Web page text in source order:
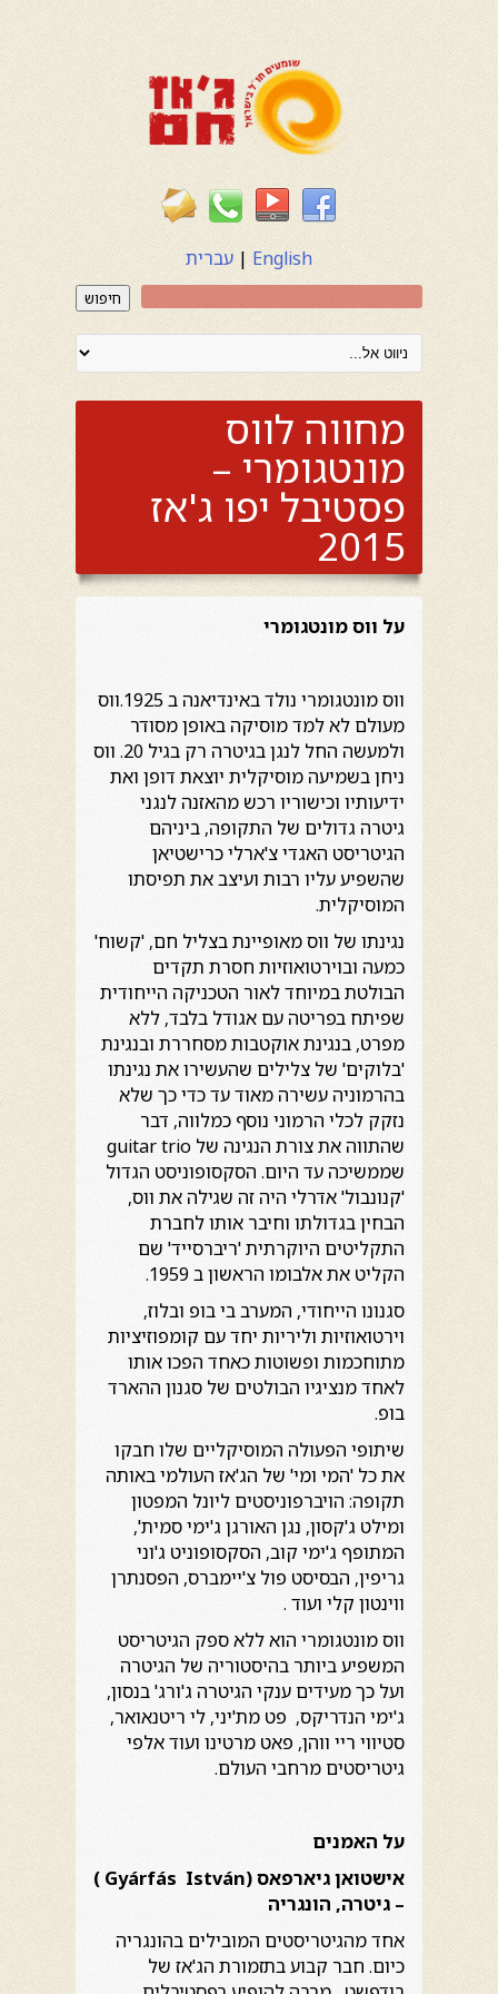
English
| עברית
חיפוש
מחווה לווס
מונטגומרי –
פסטיבל יפו ג'אז
2015
על ווס מונטגומרי
ווס מונטגומרי נולד באינדיאנה ב 1925.ווס
מעולם לא למד מוסיקה באופן מסודר
ולמעשה החל לנגן בגיטרה רק בגיל 20. ווס
ניחן בשמיעה מוסיקלית יוצאת דופן ואת
ידיעותיו וכישוריו רכש מהאזנה לנגני
גיטרה גדולים של התקופה, ביניהם
הגיטריסט האגדי צ'ארלי כרישטיאן
שהשפיע עליו רבות ועיצב את תפיסתו
המוסיקלית.
נגינתו של ווס מאופיינת בצליל חם, 'קשוח'
כמעה ובוירטואוזיות חסרת תקדים
הבולטת במיוחד לאור הטכניקה הייחודית
שפיתח בפריטה עם אגודל בלבד, ללא
מפרט, בנגינת אוקטבות מסחררת ובנגינת
'בלוקים' של צלילים שהעשירו את נגינתו
בהרמוניה עשירה מאוד עד כדי כך שלא
נזקק לכלי הרמוני נוסף כמלווה, דבר
שהתווה את צורת הנגינה של guitar trio
שממשיכה עד היום. הסקסופוניסט הגדול
'קנונבול' אדרלי היה זה שגילה את ווס,
הבחין בגדולתו וחיבר אותו לחברת
התקליטים היוקרתית 'ריברסייד' שם
הקליט את אלבומו הראשון ב 1959.
סגנונו הייחודי, המערב בי בופ ובלוז,
וירטואוזיות וליריות יחד עם קומפוזיציות
מתוחכמות ופשוטות כאחד הפכו אותו
לאחד מנציגיו הבולטים של סגנון ההארד
בופ.
שיתופי הפעולה המוסיקליים שלו חבקו
את כל 'המי ומי' של הג'אז העולמי באותה
תקופה: הויברפוניסטים ליונל המפטון
ומילט ג'קסון, נגן האורגן ג'ימי סמית',
המתופף ג'ימי קוב, הסקסופוניט ג'וני
גריפין, הבסיסט פול צ'יימברס, הפסנתרן
ווינטון קלי ועוד .
ווס מונטגומרי הוא ללא ספק הגיטריסט
המשפיע ביותר בהיסטוריה של הגיטרה
ועל כך מעידים ענקי הגיטרה ג'ורג' בנסון,
ג'ימי הנדריקס, פט מת'יני, לי ריטנאואר,
סטיווי ריי ווהן, פאט מרטינו ועוד אלפי
גיטריסטים מרחבי העולם.
על האמנים
אישטואן גיארפאס (
Gyárfás István
)
– גיטרה, הונגריה
אחד מהגיטריסטים המובילים בהונגריה
כיום. חבר קבוע בתזמורת הג'אז של